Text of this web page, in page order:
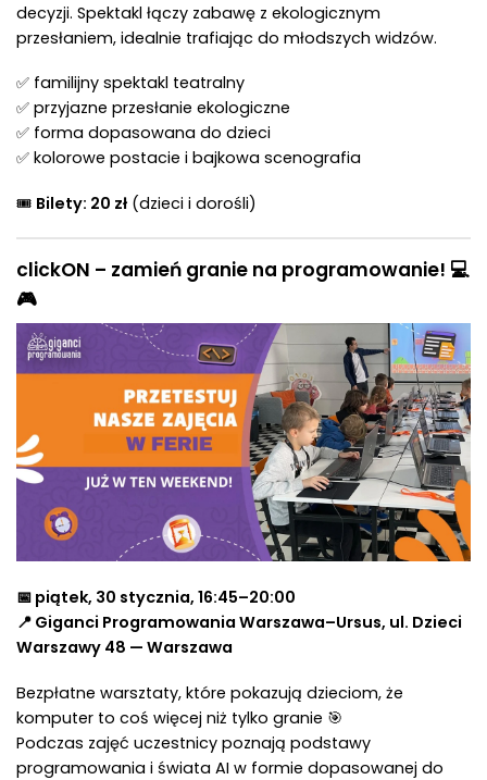
decyzji. Spektakl łączy zabawę z ekologicznym
przesłaniem, idealnie trafiając do młodszych widzów.
✅ familijny spektakl teatralny
✅ przyjazne przesłanie ekologiczne
✅ forma dopasowana do dzieci
✅ kolorowe postacie i bajkowa scenografia
🎟 Bilety: 20 zł (dzieci i dorośli)
clickON – zamień granie na programowanie! 💻
🎮
📅 piątek, 30 stycznia, 16:45–20:00
📍 Giganci Programowania Warszawa–Ursus, ul. Dzieci
Warszawy 48 — Warszawa
Bezpłatne warsztaty, które pokazują dzieciom, że
komputer to coś więcej niż tylko granie 🎯
Podczas zajęć uczestnicy poznają podstawy
programowania i świata AI w formie dopasowanej do